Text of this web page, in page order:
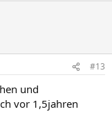
#13
und
vor 1,5jahren